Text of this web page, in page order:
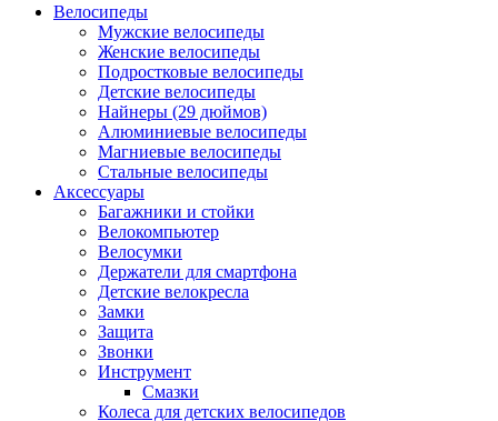
Велосипеды
Мужские велосипеды
Женские велосипеды
Подростковые велосипеды
Детские велосипеды
Найнеры (29 дюймов)
Алюминиевые велосипеды
Магниевые велосипеды
Стальные велосипеды
Аксессуары
Багажники и стойки
Велокомпьютер
Велосумки
Держатели для смартфона
Детские велокресла
Замки
Защита
Звонки
Инструмент
Смазки
Колеса для детских велосипедов